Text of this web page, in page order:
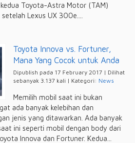
Toyota-Astra Motor (TAM)
Lexus UX 300e....
Toyota Innova vs. Fortuner,
Mana Yang Cocok untuk Anda
Dipublish pada 17 February 2017 | Dilihat
sebanyak 3.137 kali | Kategori: News
Memilih mobil saat ini bukan
ada banyak kelebihan dan
jenis yang ditawarkan. Ada banyak
ini seperti mobil dengan body dari
Innova dan Fortuner. Kedua...